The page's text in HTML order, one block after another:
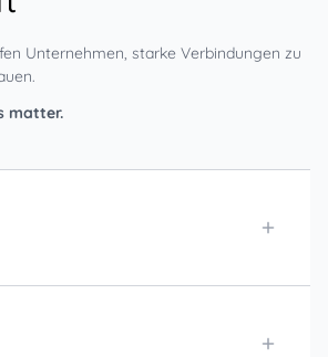
Unternehmen, starke Verbindungen zu
matter.